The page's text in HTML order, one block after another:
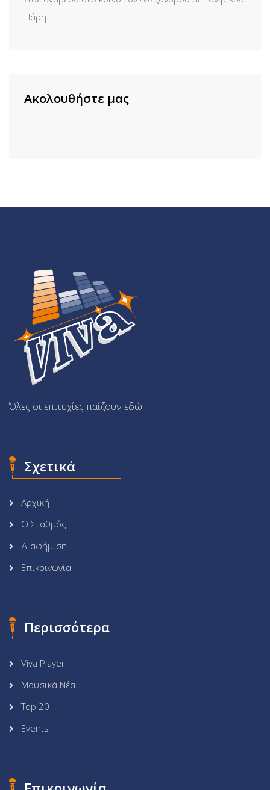
Πάρη
Ακολουθήστε μας
Όλες οι επιτυχίες παίζουν εδώ!
Σχετικά
Αρχική
Ο Σταθμός
Διαφήμιση
Επικοινωνία
Περισσότερα
Viva Player
Μουσικά Νέα
Top 20
Events